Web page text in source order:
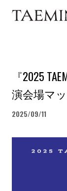
『2025
演会場マ
2025/09/11